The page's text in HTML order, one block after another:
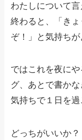
わたしについて
終わると、「き
ぞ！」と気持ちが
ではこれを夜に
グ、あとで書か
気持ちで１日を過
どっちがいいか